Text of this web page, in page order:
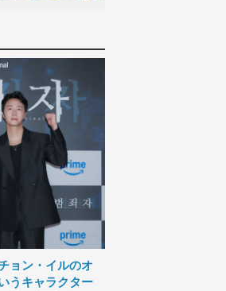
ョン・イルのオ
うキャラクター